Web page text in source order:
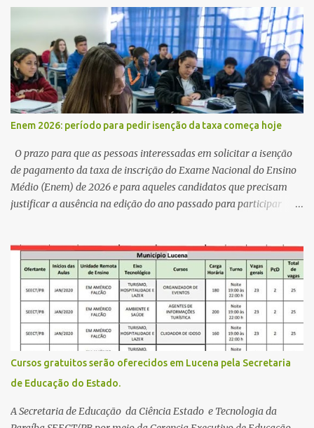
Bandeira Valcinete Araújo e Professor Gerson Andrade há
possibilidade de mais nomes aparecer , ficaremos no aguardo para
trazer mais informações. A primeira entrevista foi com o
inimaginável Gerson Andrade ,Professor da Rede Municipal
(efetivo), supervisor, Formado em Pedagogia e Biomedicina pela
UFPB. Leciona no Otto Illi, Gilberto Inácio, Ellinora Dornellas
,Escola Américo Falcão. Gerson nos contou que a idéia de disputar
a prefeitura veio de um sonho há 5 anos atrás, e também por
acreditar que o trabalho dos seus companheiros principalmente
da zona rural deve ser mais valorizado e que eles serão a Fortalez...
Enem 2026: período para pedir isenção da taxa começa hoje
O prazo para que as pessoas interessadas em solicitar a isenção
de pagamento da taxa de inscrição do Exame Nacional do Ensino
Médio (Enem) de 2026 e para aqueles candidatos que precisam
justificar a ausência na edição do ano passado para participar
eletrônico da Página do Participante do Enem com o login único
da plataforma de serviços digitais do governo federal, o Gov.br.
Direito de solicitar a isenção O Inep prevê a gratuidade na
inscrição do exame para os seguintes casos: · matriculados no 3º
ano do ensino médio em escola pública, em 2026; LEIA MAIS
Usina Cultural tem fim de semana com literatura, música e evento
solidário Governo da Paraíba empossa 1000 novos professores e
mais convocações devem ocorrer Volta às aulas 2026.1 da
Faculdade Três Marias marca início do semestre e matrículas
seguem abertas para novos alunos · es...
Cursos gratuitos serão oferecidos em Lucena pela Secretaria
de Educação do Estado.
A Secretaria de Educação da Ciência Estado e Tecnologia da